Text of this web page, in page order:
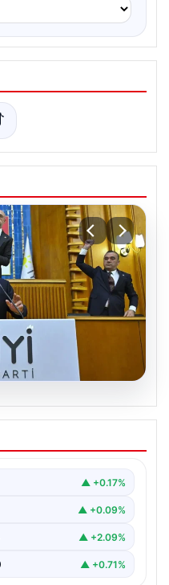
yasa’ teklifi için
başvuru
▲ +0.17%
▲ +0.09%
▲ +2.09%
▲ +0.71%